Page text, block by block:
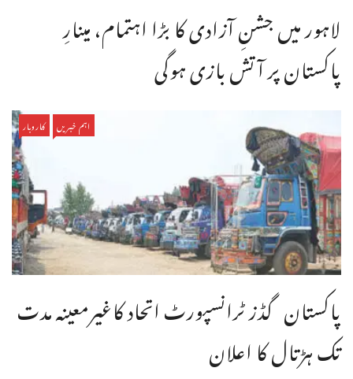
لاہور میں جشنِ آزادی کا بڑا اہتمام، مینارِ
پاکستان پر آتش بازی ہوگی
اہم خبریں کاروبار
پاکستان گڈز ٹرانسپورٹ اتحاد کاغیرمعینہ مدت
تک ہڑتال کا اعلان